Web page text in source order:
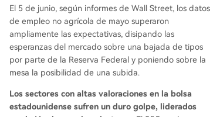
ptomonedas, "meme stocks", ETFs apalancados,
etc.) que compiten por el mismo capital minorist
a. Aunque la OPV de SpaceX podría generar un
nuevo entusiasmo, retener a los inversores minor
istas es un reto mayor. Tienden a operar a corto
plazo, impulsados por el momento, y las herrami
nto rápido de capital entre distintas narrativas d
e inversión. En este contexto, incluso una OPV hi
El 5 de junio, según informes de Wall Street, los datos
de empleo no agrícola de mayo superaron
ampliamente las expectativas, disipando las
esperanzas del mercado sobre una bajada de tipos
por parte de la Reserva Federal y poniendo sobre la
mesa la posibilidad de una subida.
Los sectores con altas valoraciones en la bolsa
estadounidense sufren un duro golpe, liderados